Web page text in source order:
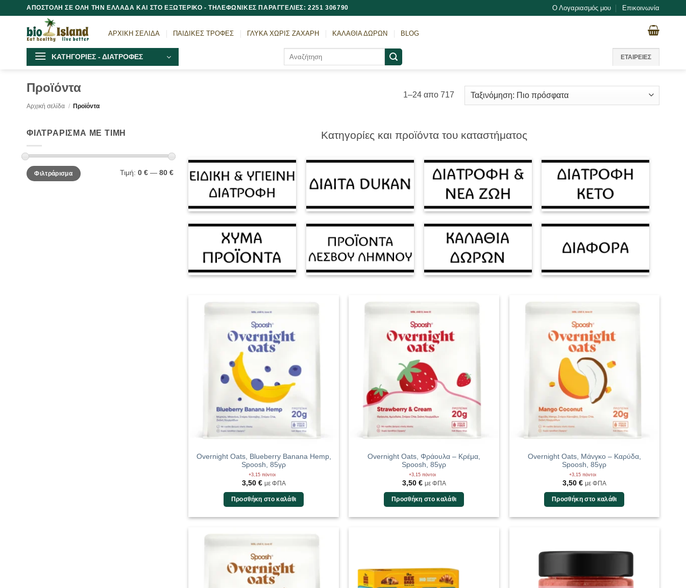
Μετάβαση
στο
περιεχόμενο
ΑΠΟΣΤΟΛΗ ΣΕ ΟΛΗ ΤΗΝ ΕΛΛΑΔΑ ΚΑΙ ΣΤΟ ΕΞΩΤΕΡΙΚΟ - ΤΗΛΕΦΩΝΙΚΕΣ ΠΑΡΑΓΓΕΛΙΕΣ: 2251 306790 Ο Λογαριασμός μου Επικοινωνία
ΑΡΧΙΚΗ ΣΕΛΙΔΑ ΠΑΙΔΙΚΕΣ ΤΡΟΦΕΣ ΓΛΥΚΑ ΧΩΡΙΣ ΖΑΧΑΡΗ ΚΑΛΑΘΙΑ ΔΩΡΩΝ BLOG
ΚΑΤΗΓΟΡΙΕΣ - ΔΙΑΤΡΟΦΕΣ ΕΤΑΙΡΕΙΕΣ
Προϊόντα
Αρχική σελίδα / Προϊόντα
1–24 απο 717Sorted
ΦΙΛΤΡΑΡΙΣΜΑ ΜΕ ΤΙΜΗ
Ελάχιστη
τιμή
Μέγιστη
τιμήΦιλτράρισμα Τιμή: 0 €— 80 €
Κατηγορίες και προϊόντα του καταστήματος
Overnight Oats, Blueberry Banana Hemp,
Spoosh, 85γρ
+3,15 πόντοι
3,50 € με ΦΠΑ
Προσθήκη στο καλάθι
Overnight Oats, Φράουλα – Κρέμα,
Spoosh, 85γρ
+3,15 πόντοι
3,50 € με ΦΠΑ
Προσθήκη στο καλάθι
Overnight Oats, Μάνγκο – Καρύδα,
Spoosh, 85γρ
+3,15 πόντοι
3,50 € με ΦΠΑ
Προσθήκη στο καλάθι